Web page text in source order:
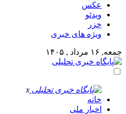
عکس
ویدئو
خزر
ویژه های خبری
جمعه, ۱۶ مرداد , ۱۴۰۵
x
خانه
اخبار ملی